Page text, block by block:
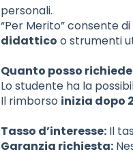
personali.
“Per Merito” consente
didattico o strumenti
Quanto posso
Lo studente ha la
Il rimborso inizia dopo
Tasso d’interesse:Il
Garanzia richiesta: